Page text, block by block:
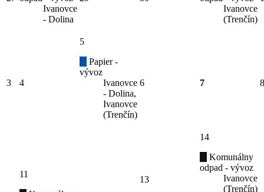
Ivanovce
- Dolina
Ivanovce
(Trenčín)
3 4
5
Papier -
vývoz
Ivanovce
- Dolina,
Ivanovce
(Trenčín)
6 7 8
11
13
14
Komunálny
odpad - vývoz
Ivanovce
(Trenčín)